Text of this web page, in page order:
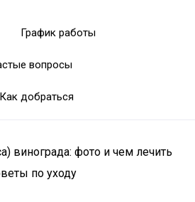
График работы
вопросы
Как добраться
винограда: фото и чем лечить
по уходу